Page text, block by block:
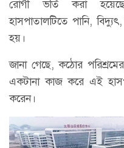
রোগী ভর্তি করা
হাসপাতালটিতে পানি,
হয়।
জানা গেছে, কঠোর
একটানা কাজ করে এই
করেন।